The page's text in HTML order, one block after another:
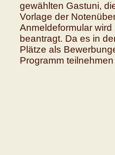
gewählten Gastuni,
Vorlage der
Anmeldeformular
beantragt. Da es in
Plätze als
Programm